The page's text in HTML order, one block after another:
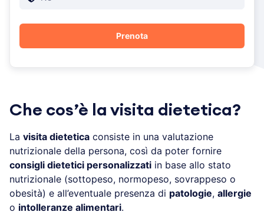
Che cos’è la visita dietetica?
La visita dietetica consiste in una valutazione
nutrizionale della persona, così da poter fornire
consigli dietetici personalizzati in base allo stato
nutrizionale (sottopeso, normopeso, sovrappeso o
obesità) e all’eventuale presenza di patologie, allergie
o intolleranze alimentari.